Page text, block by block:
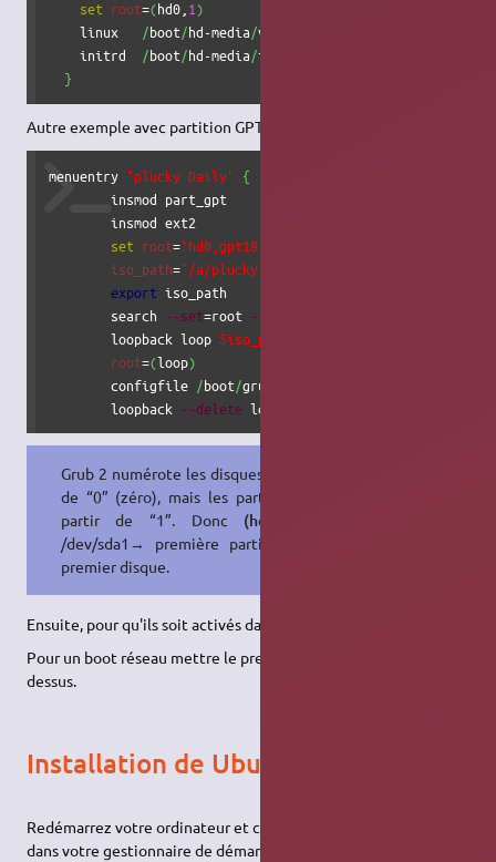
set root=(hd0,1)
    linux
/boot/hd-media/vmlinuz
    initrd
/boot/hd-media/initrd.gz
}
Autre exemple avec partition GPT contenant plusieurs ISO.
menuentry "plucky Daily" {
        insmod part_gpt
	insmod ext2
set root='hd0,gpt18'
iso_path="/a/plucky-desktop-amd64.iso"
export iso_path
	search
--set=root --file
	loopback loop
$iso_path
root=(loop)
	configfile
/boot/grub
	loopback
--delete loop
Grub 2 numérote les disques à partir
de “0” (zéro), mais les partitions à
partir de “1”. Donc (hd0,1)
/dev/sda1→ première partition du
premier disque.
Ensuite, pour qu'ils soit activés dans grub :
Pour un boot réseau mettre le preseed/file comme indiqué ci-
dessus.
Installation de Ubuntu
Redémarrez votre ordinateur et choisissez l'option
dans votre gestionnaire de démarrage. Le programme